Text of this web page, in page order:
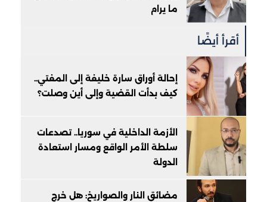
ما يرام
أقرأ أيضًا
إحالة أوراق سارة خليفة إلى المفتي..
كيف بدأت القضية وإلى أين وصلت؟
الأزمة الداخلية في سوريا.. تصدعات
سلطة الأمر الواقع ومسار استعادة
الدولة
مضائق النار والصواريخ: هل خرج